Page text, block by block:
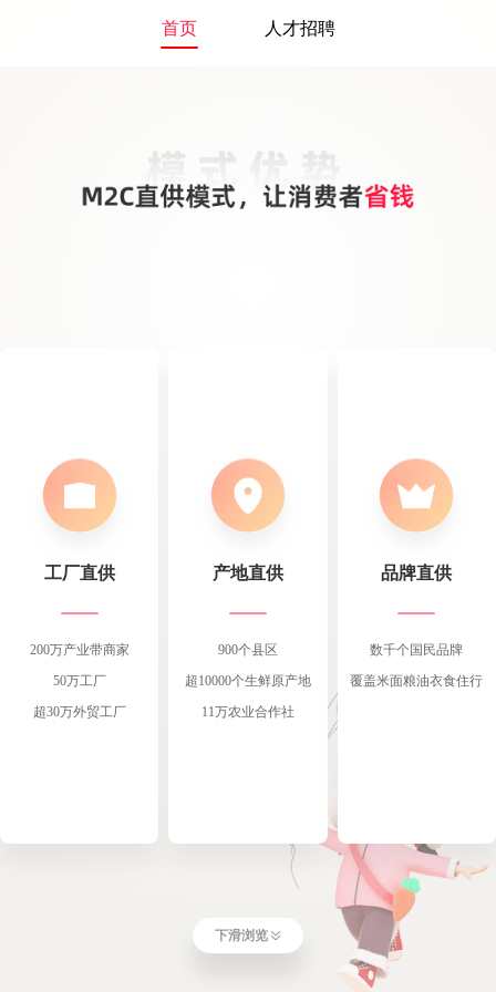
首页 人才招聘
工厂直供
200万产业带商家
50万工厂
超30万外贸工厂
产地直供
900个县区
超10000个生鲜原产地
11万农业合作社
品牌直供
数千个国民品牌
覆盖米面粮油衣食住行
下滑浏览